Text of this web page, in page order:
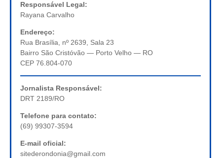
Responsável Legal:
Rayana Carvalho
Endereço:
Rua Brasília, nº 2639, Sala 23
Bairro São Cristóvão — Porto Velho — RO
CEP 76.804-070
Jornalista Responsável:
DRT 2189/RO
Telefone para contato:
(69) 99307-3594
E-mail oficial:
sitederondonia@gmail.com